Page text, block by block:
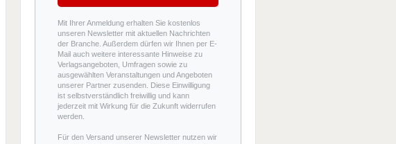
Mit Ihrer Anmeldung erhalten Sie kostenlos
unseren Newsletter mit aktuellen Nachrichten
der Branche. Außerdem dürfen wir Ihnen per E-
Mail auch weitere interessante Hinweise zu
Verlagsangeboten, Umfragen sowie zu
ausgewählten Veranstaltungen und Angeboten
unserer Partner zusenden. Diese Einwilligung
ist selbstverständlich freiwillig und kann
jederzeit mit Wirkung für die Zukunft widerrufen
werden.
Für den Versand unserer Newsletter nutzen wir